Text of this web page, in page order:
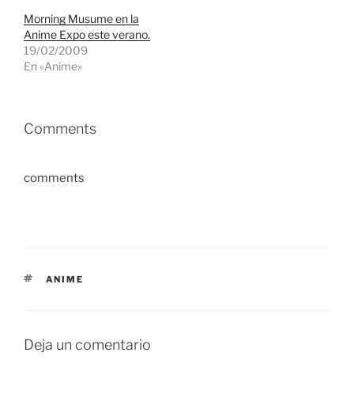
Morning Musume en la
Anime Expo este verano.
19/02/2009
En «Anime»
Comments
comments
ETIQUETAS
ANIME
Deja un comentario